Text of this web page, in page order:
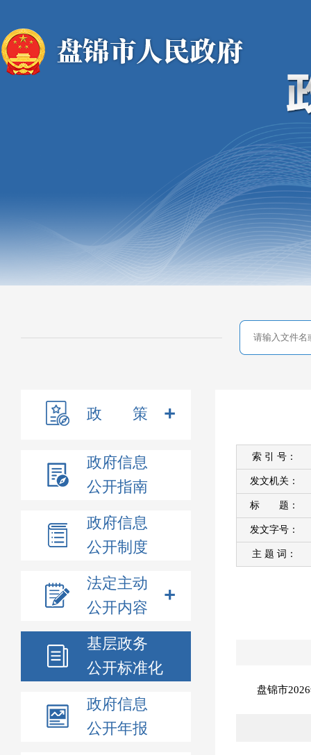
政 策
政府信息
公开指南
政府信息
公开制度
法定主动
公开内容
基层政务
公开标准化
政府信息
公开年报
索 引 号：
发文机关：
标 题：
发文字号：
主 题 词：
盘锦市